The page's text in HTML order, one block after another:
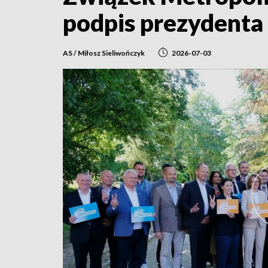
podpis prezydenta
AS / Miłosz Sieliwończyk 2026-07-03